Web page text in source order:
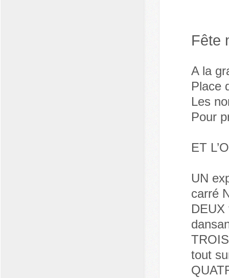
Fête
A la
Place
Les
Pour
ET
UN
carré
DEUX
tout